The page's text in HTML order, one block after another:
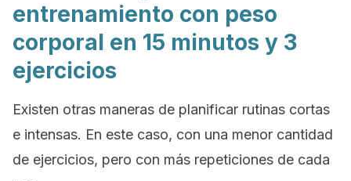
entrenamiento con peso
corporal en 15 minutos y 3
ejercicios
Existen otras maneras de planificar rutinas cortas
e intensas. En este caso, con una menor cantidad
de ejercicios, pero con más repeticiones de cada